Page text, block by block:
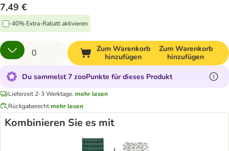
7,49 €
-40% Extra-Rabatt aktivieren
Zum Warenkorb
hinzufügen
Zum Warenkorb
hinzufügen
Du sammelst 7 zooPunkte für dieses Produkt
Lieferzeit 2-3 Werktage. mehr lesen
Rückgaberechtmehr lesen
Kombinieren Sie es mit